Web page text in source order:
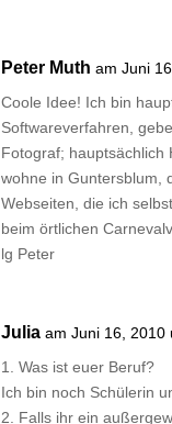
Peter Muth am Juni
Coole Idee! Ich bin
Softwareverfahren,
Fotograf; hauptsächlich
wohne in Guntersblum,
Webseiten, die ich
beim örtlichen
lg Peter
Julia am Juni 16, 2010
1. Was ist euer Beruf?
Ich bin noch Schülerin
2. Falls ihr ein